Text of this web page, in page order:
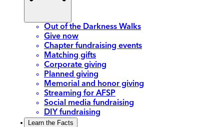
Out of the Darkness Walks
Give now
Chapter fundraising events
Matching gifts
Corporate giving
Planned giving
Memorial and honor giving
Streaming for AFSP
Social media fundraising
DIY fundraising
Learn the Facts